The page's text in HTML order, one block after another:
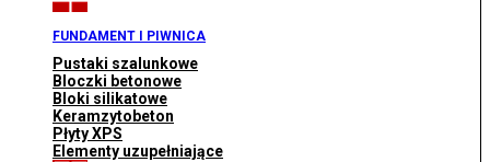
FUNDAMENT I PIWNICA
Pustaki szalunkowe
Bloczki betonowe
Bloki silikatowe
Keramzytobeton
Płyty XPS
Elementy uzupełniające